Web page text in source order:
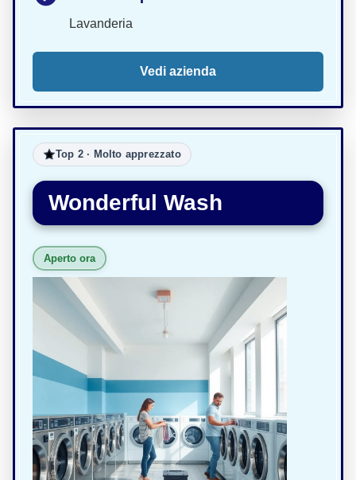
Lavanderia
Vedi azienda
Top 2 · Molto apprezzato
Wonderful Wash
Aperto ora